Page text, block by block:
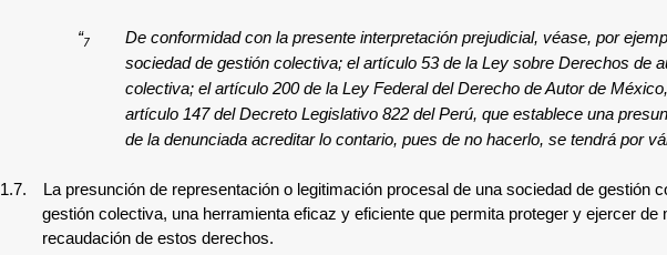
“7 De conformidad con la presente interpretación prejudicial, véase, por
sociedad de gestión colectiva; el artículo 53 de la Ley sobre Derechos de
colectiva; el artículo 200 de la Ley Federal del Derecho de Autor de
artículo 147 del Decreto Legislativo 822 del Perú, que establece una
de la denunciada acreditar lo contario, pues de no hacerlo, se tendrá por
1.7.
La presunción de representación o legitimación procesal de una sociedad de
gestión colectiva, una herramienta eficaz y eficiente que permita proteger y ejercer
recaudación de estos derechos.